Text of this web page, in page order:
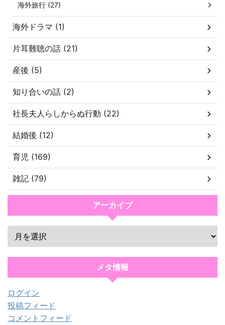
海外旅行 (27)
海外ドラマ (1)
片耳難聴の話 (21)
産後 (5)
知り合いの話 (2)
社長夫人らしからぬ行動 (22)
結婚後 (12)
育児 (169)
雑記 (79)
アーカイブ
メタ情報
ログイン
投稿フィード
コメントフィード